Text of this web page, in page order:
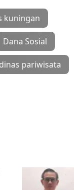
kuningan
Dana Sosial
dinas pariwisata